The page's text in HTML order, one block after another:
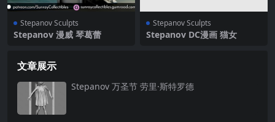
Stepanov Sculpts
Stepanov 漫威 琴葛蕾
Stepanov Sculpts
Stepanov DC漫画 猫女
文章展示
Stepanov 万圣节 劳里·斯特罗德